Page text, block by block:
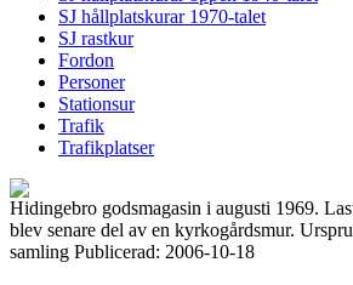
SJ hållplatskurar 1970-talet
SJ rastkur
Fordon
Personer
Stationsur
Trafik
Trafikplatser
Hidingebro godsmagasin i augusti 1969.
blev senare del av en kyrkogårdsmur.
samling Publicerad: 2006-10-18